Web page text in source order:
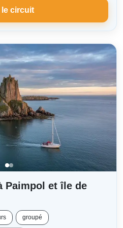
le circuit
Paimpol et île de
groupé